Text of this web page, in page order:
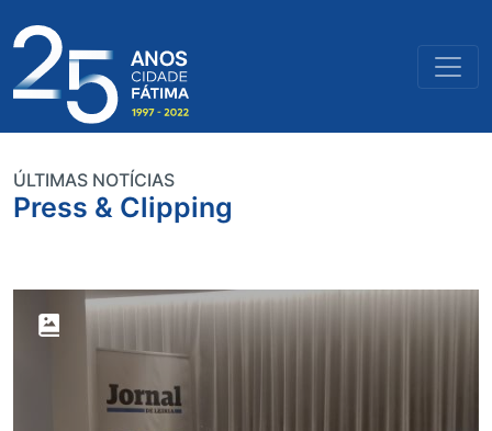
ÚLTIMAS NOTÍCIAS
Press & Clipping